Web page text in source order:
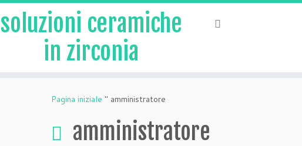
soluzioni ceramiche
in zirconia
Pagina iniziale " amministratore
amministratore